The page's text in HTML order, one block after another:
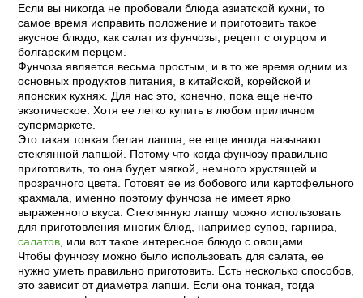
Если вы никогда не пробовали блюда азиатской кухни, то
самое время исправить положение и приготовить такое
вкусное блюдо, как салат из фунчозы, рецепт с огурцом и
болгарским перцем.
Фунчоза является весьма простым, и в то же время одним из
основных продуктов питания, в китайской, корейской и
японских кухнях. Для нас это, конечно, пока еще нечто
экзотическое. Хотя ее легко купить в любом приличном
супермаркете.
Это такая тонкая белая лапша, ее еще иногда называют
стеклянной лапшой. Потому что когда фунчозу правильно
приготовить, то она будет мягкой, немного хрустящей и
прозрачного цвета. Готовят ее из бобового или картофельного
крахмала, именно поэтому фунчоза не имеет ярко
выраженного вкуса. Стеклянную лапшу можно использовать
для приготовления многих блюд, например супов, гарнира,
салатов, или вот такое интересное блюдо с овощами.
Чтобы фунчозу можно было использовать для салата, ее
нужно уметь правильно приготовить. Есть несколько способов,
это зависит от диаметра лапши. Если она тонкая, тогда